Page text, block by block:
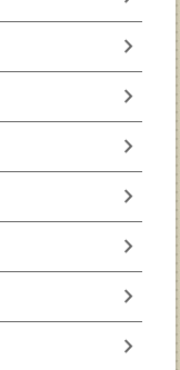
chevron_right
chevron_right
chevron_right
chevron_right
chevron_right
chevron_right
chevron_right